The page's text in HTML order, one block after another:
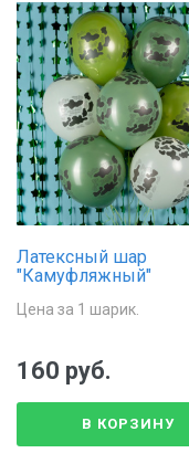
Латексный шар
"Камуфляжный"
Цена за 1 шарик.
160 руб.
В КОРЗИНУ